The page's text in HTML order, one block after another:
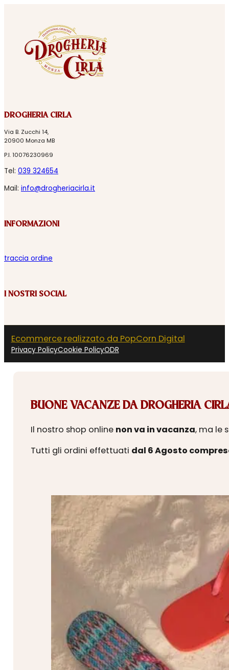
DROGHERIA CIRLA
Via B. Zucchi 14,
20900 Monza MB
P.I. 10076230969
Tel: 039 324654
Mail: info@drogheriacirla.it
INFORMAZIONI
traccia ordine
I NOSTRI SOCIAL
Ecommerce realizzato da PopCorn Digital
Privacy PolicyCookie PolicyODR
BUONE VACANZE DA DROGHERIA
Il nostro shop online non va in vacanza, ma le
Tutti gli ordini effettuati dal 6 Agosto